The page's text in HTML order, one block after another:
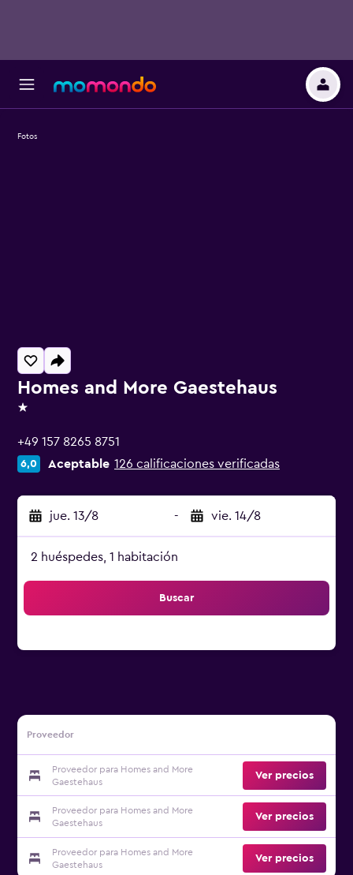
Homes and More Gaestehaus
1 estrella
+49 157 8265 8751
6,0 Aceptable 126 calificaciones verificadas
jue. 13/8 - vie. 14/8
2 huéspedes, 1 habitación
Buscar
Proveedor
Proveedor para Homes and More
Gaestehaus
Ver precios
Proveedor para Homes and More
Gaestehaus
Ver precios
Proveedor para Homes and More
Gaestehaus
Ver precios
Fotos